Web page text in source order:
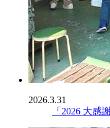
2026.3.31
「2026 大感